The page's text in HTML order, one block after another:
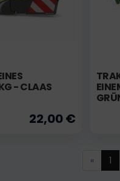
T
- CLAAS
22,00 €
« 1